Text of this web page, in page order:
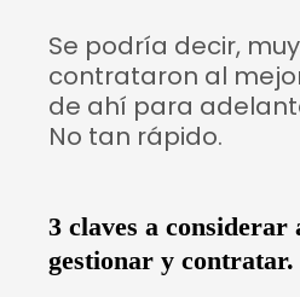
Se podría decir,
contrataron al
de ahí para
No tan rápido.
3 claves a considerar
gestionar y contratar.